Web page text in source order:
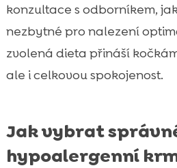
konzultace s odborníkem,
nezbytné pro nalezení
zvolená dieta přináší
ale i celkovou spokojenost.
Jak vybrat
hypoalergenní